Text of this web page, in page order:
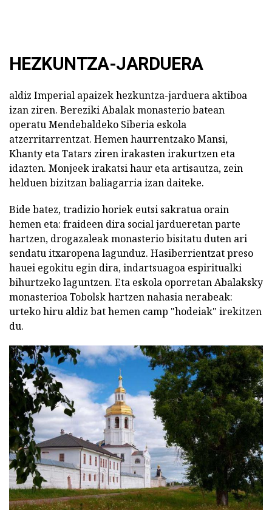
HEZKUNTZA-JARDUERA
aldiz Imperial apaizek hezkuntza-jarduera aktiboa
izan ziren. Bereziki Abalak monasterio batean
operatu Mendebaldeko Siberia eskola
atzerritarrentzat. Hemen haurrentzako Mansi,
Khanty eta Tatars ziren irakasten irakurtzen eta
idazten. Monjeek irakatsi haur eta artisautza, zein
helduen bizitzan baliagarria izan daiteke.
Bide batez, tradizio horiek eutsi sakratua orain
hemen eta: fraideen dira social jardueretan parte
hartzen, drogazaleak monasterio bisitatu duten ari
sendatu itxaropena lagunduz. Hasiberrientzat preso
hauei egokitu egin dira, indartsuagoa espiritualki
bihurtzeko laguntzen. Eta eskola oporretan Abalaksky
monasterioa Tobolsk hartzen nahasia nerabeak:
urteko hiru aldiz bat hemen camp "hodeiak" irekitzen
du.